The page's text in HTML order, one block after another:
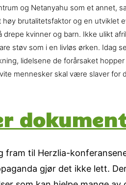
og Netanyahu som et annet,
brutalitetsfaktor og en utviklet
kvinner og barn. Ikke ulikt
støv som i en livløs ørken. Idag
lidelsene de forårsaket
mennesker skal være slaver
til Herzlia-
gjør det ikke lett.